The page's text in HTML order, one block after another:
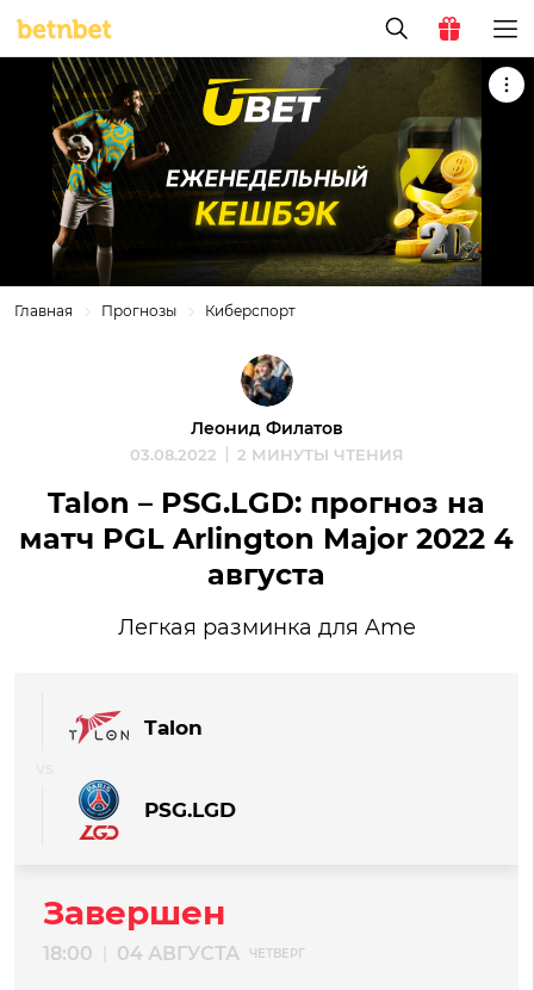
Главная Прогнозы Киберспорт
Леонид Филатов
03.08.2022 2 МИНУТЫ ЧТЕНИЯ
Talon – PSG.LGD: прогноз на
матч PGL Arlington Major 2022 4
августа
Легкая разминка для Ame
Talon
PSG.LGD
Завершен
18:00 04 АВГУСТА ЧЕТВЕРГ